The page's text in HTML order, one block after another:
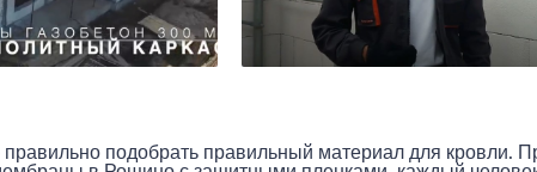
подобрать правильный материал для кровли.